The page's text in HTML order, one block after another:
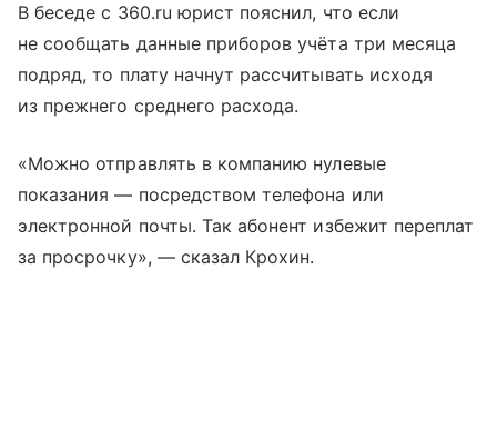
В беседе с 360.ru юрист пояснил, что если
не сообщать данные приборов учёта три месяца
подряд, то плату начнут рассчитывать исходя
из прежнего среднего расхода.
«Можно отправлять в компанию нулевые
показания — посредством телефона или
электронной почты. Так абонент избежит переплат
за просрочку», — сказал Крохин.